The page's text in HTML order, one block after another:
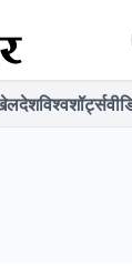
देशविश्वशॉर्ट्स